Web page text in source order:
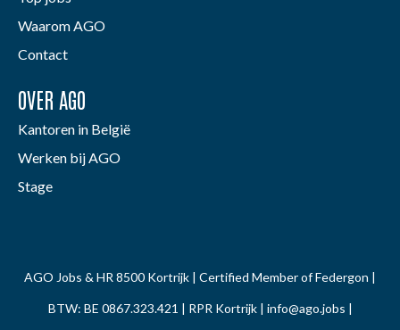
Waarom AGO
Contact
OVER AGO
Kantoren in België
Werken bij AGO
Stage
AGO Jobs & HR 8500 Kortrijk | Certified Member of Federgon |
BTW: BE 0867.323.421 | RPR Kortrijk | info@ago.jobs |